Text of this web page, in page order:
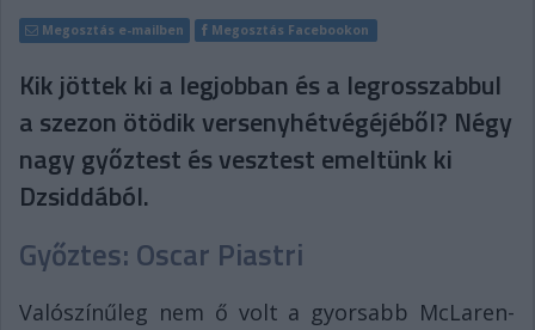
Megosztás e-mailben Megosztás Facebookon
Kik jöttek ki a legjobban és a legrosszabbul
a szezon ötödik versenyhétvégéjéből? Négy
nagy győztest és vesztest emeltünk ki
Dzsiddából.
Győztes: Oscar Piastri
Valószínűleg nem ő volt a gyorsabb McLaren-